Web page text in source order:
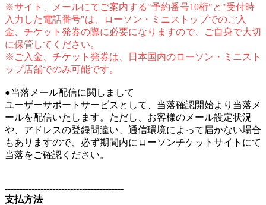
※サイト、メールにてご案内する"予約番号10桁"と"受付時
入力した電話番号"は、ローソン・ミニストップでのご入
金、チケット発券の際に必要になりますので、ご自身で大切
に保管してください。
※ご入金、チケット発券は、日本国内のローソン・ミニスト
ップ店舗でのみ可能です。
●当落メール配信に関しまして
ユーザーサポートサービスとして、当落確認開始より当落メ
ールを配信いたします。ただし、お客様のメール設定状況
や、アドレスの登録間違い、通信環境によって届かない場合
もありますので、必ず期間内にローソンチケットサイトにて
当落をご確認ください。
----------------------------------------
支払方法